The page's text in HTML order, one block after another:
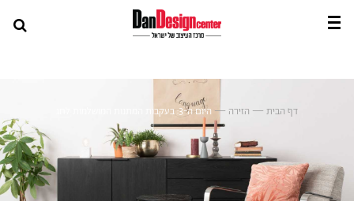
דף הבית — הזירה — היום ה-3: בעקבות המתנות המושלמות לחג